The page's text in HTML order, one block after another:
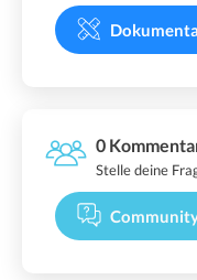
0
Stelle deine